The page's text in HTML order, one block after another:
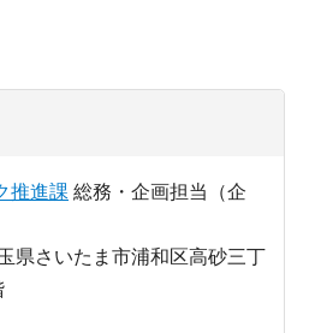
推進課 総務・企画担当（企
県さいたま市浦和区高砂三丁